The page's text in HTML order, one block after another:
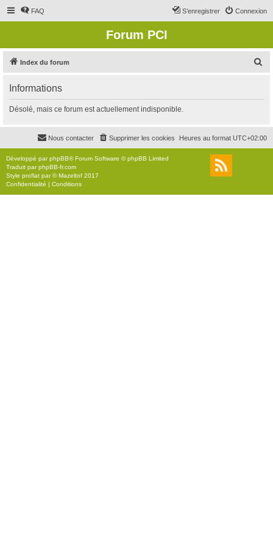
FAQ Connexion
S’enregistrer
Forum PCI
Index du forum
r
c
r
Informations
Désolé, mais ce forum est actuellement indisponible.
Heures au format UTC+02:00
Supprimer les cookies
Nous contacter
Développé parphpBB® Forum Software © phpBB Limited
Traduit parphpBB-fr.com
Style proflat par ©Mazeltof 2017
Confidentialité | Conditions